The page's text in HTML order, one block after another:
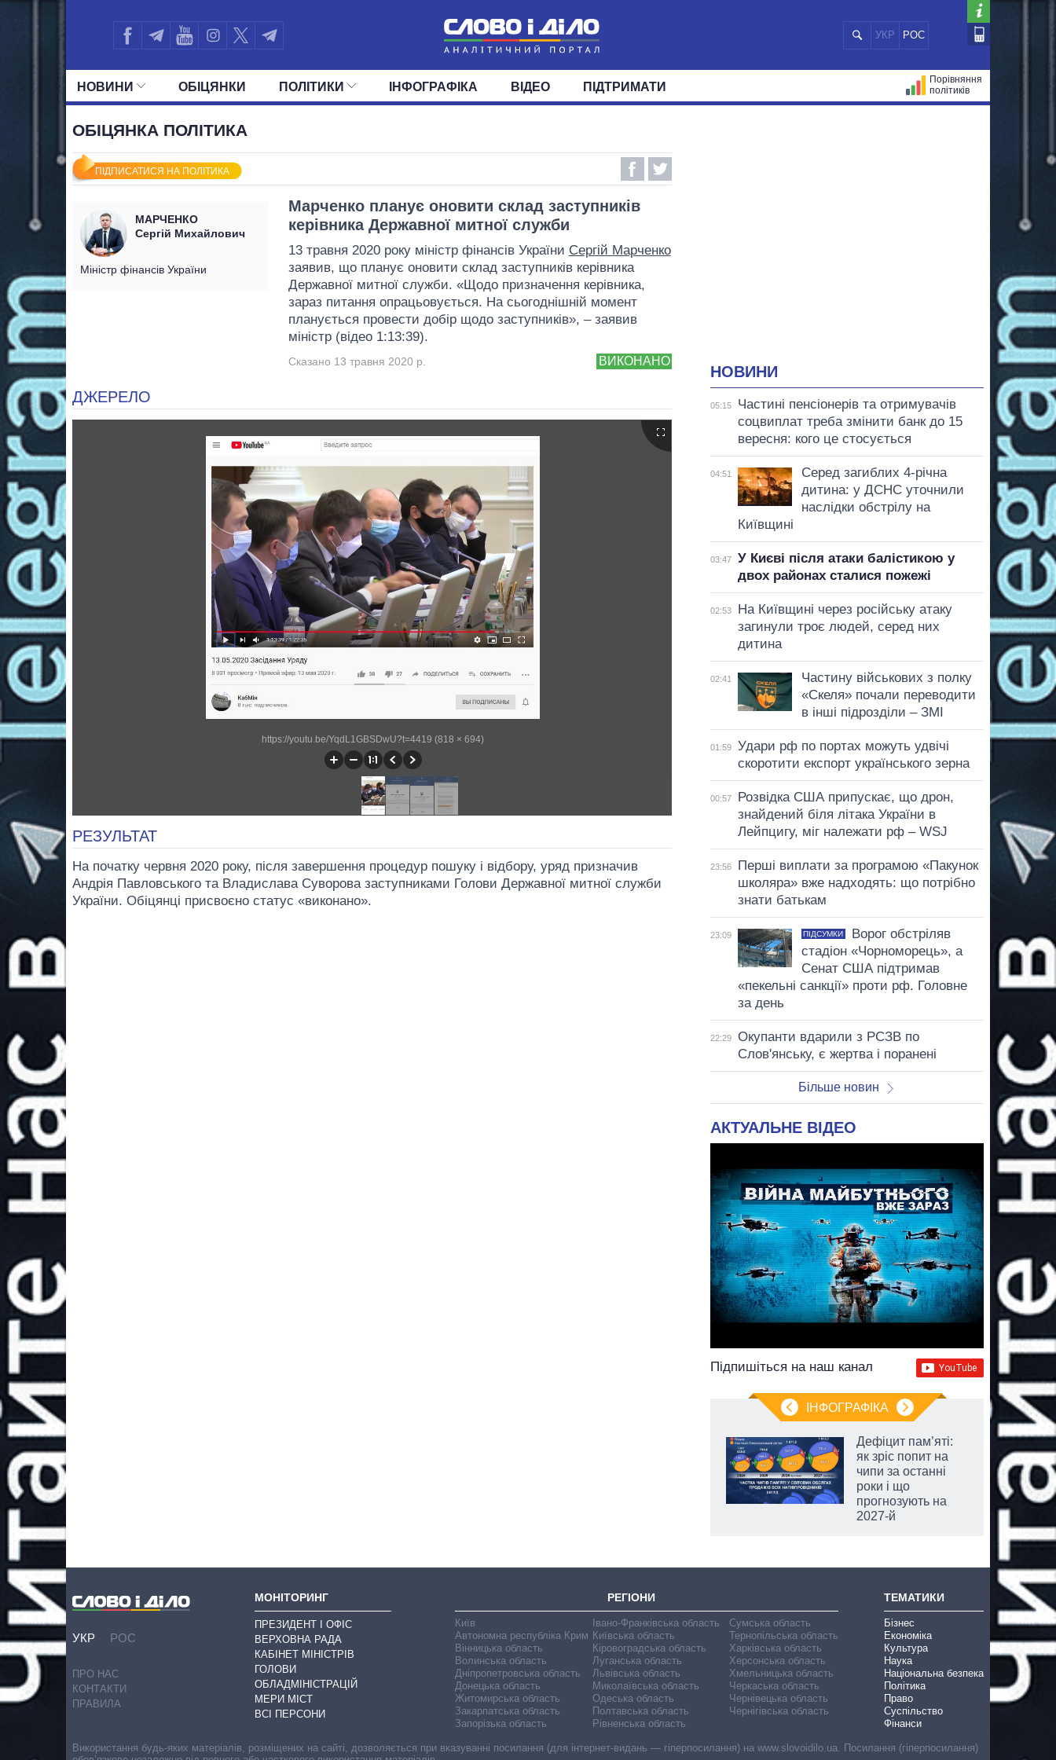
УКР РОС
НОВИНИ
СВІТ
ОБIЦЯНКИ ПОЛIТИКИ
ОКРУГИ
ІНФОГРАФІКА ВІДЕО ПІДТРИМАТИ
Порівняння
політиків
ОБІЦЯНКА ПОЛІТИКА
ПІДПИСАТИСЯ НА ПОЛІТИКА
МАРЧЕНКО
Сергій Михайлович
Міністр фінансів України
Марченко планує оновити склад заступників
керівника Державної митної служби
13 травня 2020 року міністр фінансів України Сергій Марченко
заявив, що планує оновити склад заступників керівника
Державної митної служби. «Щодо призначення керівника,
зараз питання опрацьовується. На сьогоднішній момент
планується провести добір щодо заступників», – заявив
міністр (відео 1:13:39).
ВИКОНАНО
Сказано 13 травня 2020 р.
ДЖЕРЕЛО
https://youtu.be/YqdL1GBSDwU?t=4419 (818 × 694)
РЕЗУЛЬТАТ
На початку червня 2020 року, після завершення процедур пошуку і відбору, уряд призначив
Андрія Павловського та Владислава Суворова заступниками Голови Державної митної служби
України. Обіцянці присвоєно статус «виконано».
НОВИНИ
05:15
Частині пенсіонерів та отримувачів
соцвиплат треба змінити банк до 15
вересня: кого це стосується
04:51
Серед загиблих 4-річна
дитина: у ДСНС уточнили
наслідки обстрілу на
Київщині
03:47
У Києві після атаки балістикою у
двох районах сталися пожежі
02:53
На Київщині через російську атаку
загинули троє людей, серед них
дитина
02:41
Частину військових з полку
«Скеля» почали переводити
в інші підрозділи – ЗМІ
01:59
Удари рф по портах можуть удвічі
скоротити експорт українського зерна
00:57
Розвідка США припускає, що дрон,
знайдений біля літака України в
Лейпцигу, міг належати рф – WSJ
23:56
Перші виплати за програмою «Пакунок
школяра» вже надходять: що потрібно
знати батькам
23:09 ПІДСУМКИ
Ворог обстріляв
стадіон «Чорноморець», а
Сенат США підтримав
«пекельні санкції» проти рф. Головне
за день
22:29
Окупанти вдарили з РСЗВ по
Слов'янську, є жертва і поранені
Більше новин
АКТУАЛЬНЕ ВІДЕО
Підпишіться на наш канал
ІНФОГРАФІКА
Дефіцит пам’яті:
як зріс попит на
чипи за останні
роки і що
прогнозують на
2027-й
УКР РОС
ПРО НАС
КОНТАКТИ
ПРАВИЛА
МОНІТОРИНГ
ПРЕЗИДЕНТ І ОФІС
ВЕРХОВНА РАДА
КАБІНЕТ МІНІСТРІВ
ГОЛОВИ
ОБЛАДМІНІСТРАЦІЙ
МЕРИ МІСТ
ВСІ ПЕРСОНИ
РЕГІОНИ
Київ
Автономна республіка Крим
Вінницька область
Волинська область
Дніпропетровська область
Донецька область
Житомирська область
Закарпатська область
Запорізька область
Івано-Франківська область
Київська область
Кіровоградська область
Луганська область
Львівська область
Миколаївська область
Одеська область
Полтавська область
Рівненська область
Сумська область
Тернопільська область
Харківська область
Херсонська область
Хмельницька область
Черкаська область
Чернівецька область
Чернігівська область
ТЕМАТИКИ
Бізнес
Економіка
Культура
Наука
Національна безпека
Політика
Право
Суспільство
Фінанси
Використання будь-яких матеріалів, розміщених на сайті, дозволяється при вказуванні посилання (для інтернет-видань — гіперпосилання) на www.slovoidilo.ua. Посилання (гіперпосилання)